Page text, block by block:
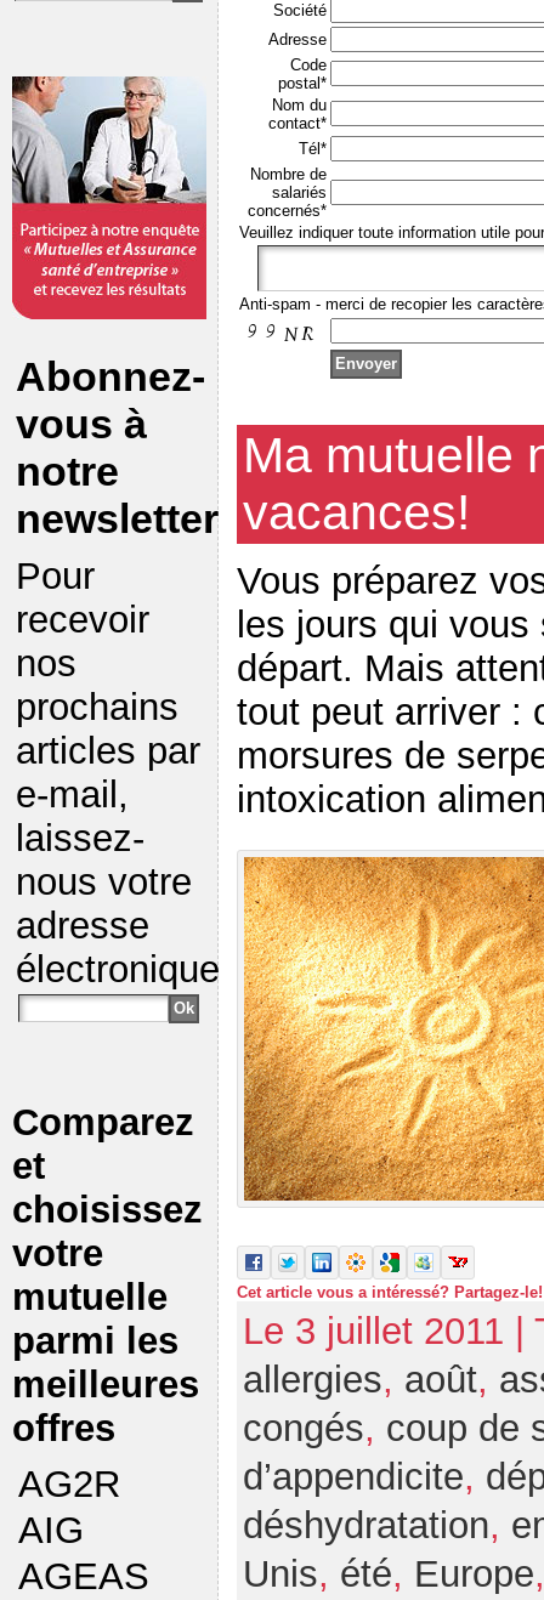
Abonnez-
vous à
notre
newsletter
Pour
recevoir
nos
prochains
articles par
e-mail,
laissez-
nous votre
adresse
électronique
Comparez
et
choisissez
votre
mutuelle
parmi les
meilleures
offres
AG2R
AIG
AGEAS
Société
Adresse
Code
postal*
Nom du
contact*
Tél*
Nombre de
salariés
concernés*
Veuillez indiquer toute information utile
Anti-spam - merci de recopier les
Ma mutuelle
vacances!
Vous préparez
les jours qui
départ. Mais
tout peut arriver :
morsures de
intoxication
Cet article vous a intéressé? Partagez-le!
Le 3 juillet 2011 |
allergies, août,
congés, coup de
d’appendicite,
déshydratation,
Unis, été, Europe